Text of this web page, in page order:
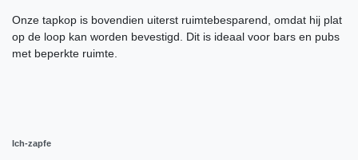
Onze tapkop is bovendien uiterst ruimtebesparend, omdat hij plat
op de loop kan worden bevestigd. Dit is ideaal voor bars en pubs
met beperkte ruimte.
Ich-zapfe